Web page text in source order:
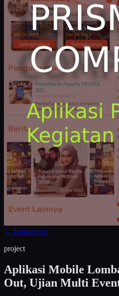
← Kreativitas
project
Aplikasi Mobile
Out, Ujian Multi